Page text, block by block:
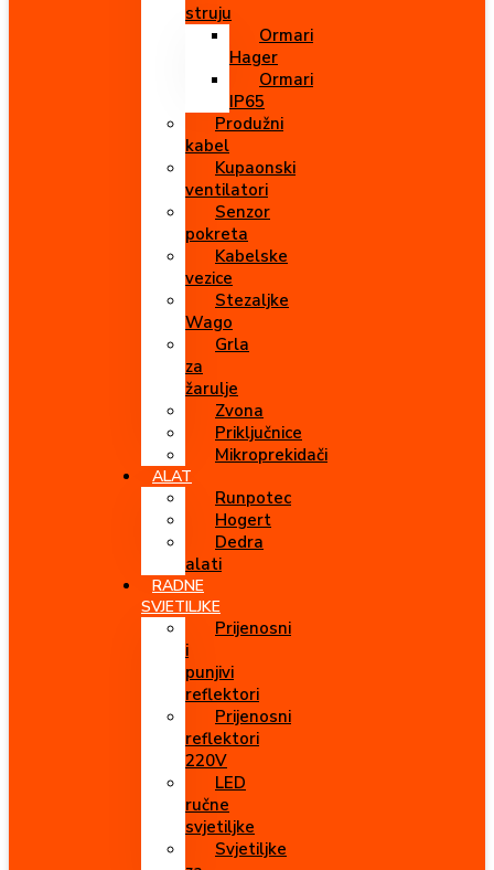
struju
Ormari
Hager
Ormari
IP65
Produžni
kabel
Kupaonski
ventilatori
Senzor
pokreta
Kabelske
vezice
Stezaljke
Wago
Grla
za
žarulje
Zvona
Priključnice
Mikroprekidači
ALAT
Runpotec
Hogert
Dedra
alati
RADNE
SVJETILJKE
Prijenosni
i
punjivi
reflektori
Prijenosni
reflektori
220V
LED
ručne
svjetiljke
Svjetiljke